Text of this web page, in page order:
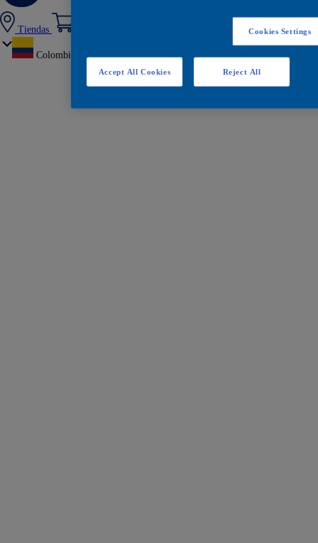
Tiendas
Colombia
Cookies Settings
Reject All
Accept All Cookies